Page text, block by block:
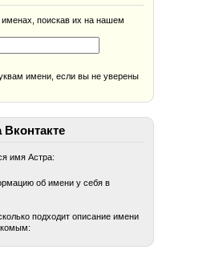
поискав их на нашем
имени, если вы не уверены
Вконтакте
имя Астра:
об имени у себя в
подходит описание имени